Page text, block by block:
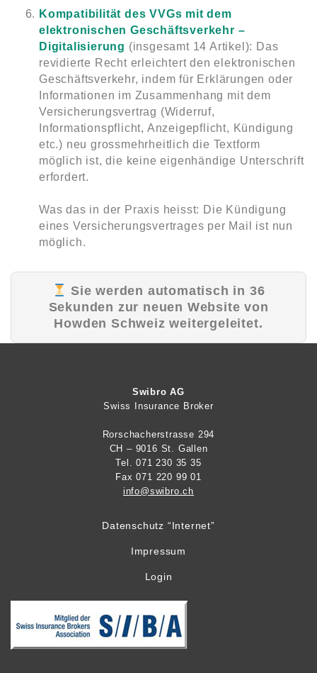
Kompatibilität des VVGs mit dem
elektronischen Geschäftsverkehr –
Digitalisierung (insgesamt 14 Artikel): Das
revidierte Recht erleichtert den elektronischen
Geschäftsverkehr, indem für Erklärungen oder
Informationen im Zusammenhang mit dem
Versicherungsvertrag (Widerruf,
Informationspflicht, Anzeigepflicht, Kündigung
etc.) neu grossmehrheitlich die Textform
möglich ist, die keine eigenhändige Unterschrift
erfordert.
Was das in der Praxis heisst: Die Kündigung
eines Versicherungsvertrages per Mail ist nun
möglich.
Sie werden automatisch in 35
Sekunden zur neuen Website von
Howden Schweiz weitergeleitet.
Swibro AG
Swiss Insurance Broker
Rorschacherstrasse 294
CH – 9016 St. Gallen
Tel. 071 230 35 35
Fax 071 220 99 01
info@swibro.ch
Datenschutz “Internet”
Impressum
Login